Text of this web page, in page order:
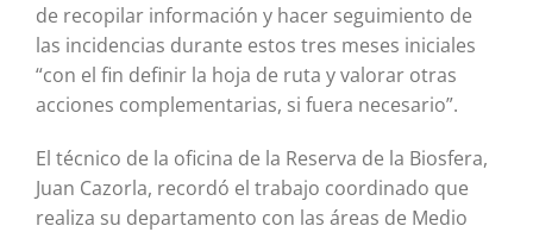
de recopilar información y hacer seguimiento de
las incidencias durante estos tres meses iniciales
“con el fin definir la hoja de ruta y valorar otras
acciones complementarias, si fuera necesario”.
El técnico de la oficina de la Reserva de la Biosfera,
Juan Cazorla, recordó el trabajo coordinado que
realiza su departamento con las áreas de Medio